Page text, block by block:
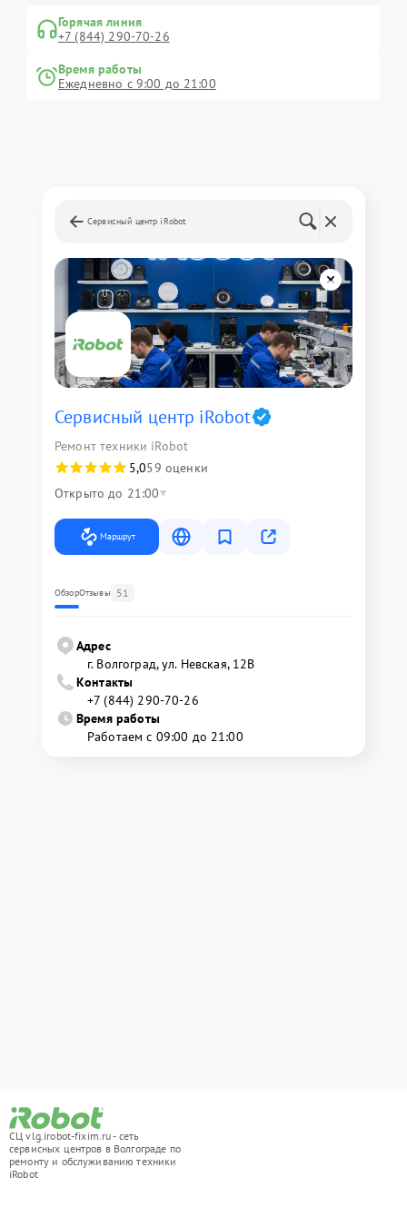
Горячая линия
+7 (844) 290-70-26
Время работы
Ежедневно с 9:00 до 21:00
Сервисный центр iRobot
Сервисный центр iRobot
Ремонт техники iRobot
5,059 оценки
Открыто до 21:00
Маршрут
ОбзорОтзывы 51
Адрес
г. Волгоград, ул. Невская, 12В
Контакты
+7 (844) 290-70-26
Время работы
Работаем с 09:00 до 21:00
СЦ vlg.irobot-fixim.ru - сеть
сервисных центров в Волгограде по
ремонту и обслуживанию техники
iRobot